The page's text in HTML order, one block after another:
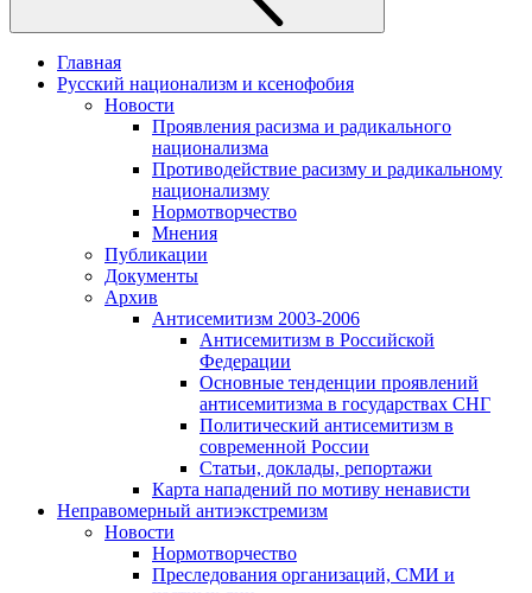
Главная
Русский национализм и ксенофобия
Новости
Проявления расизма и радикального
национализма
Противодействие расизму и радикальному
национализму
Нормотворчество
Мнения
Публикации
Документы
Архив
Антисемитизм 2003-2006
Антисемитизм в Российской
Федерации
Основные тенденции проявлений
антисемитизма в государствах СНГ
Политический антисемитизм в
современной России
Статьи, доклады, репортажи
Карта нападений по мотиву ненависти
Неправомерный антиэкстремизм
Новости
Нормотворчество
Преследования организаций, СМИ и